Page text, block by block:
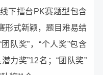
下擂台PK赛题型包含
形式新颖，题目难易结
队奖”，“个人奖”包含
力奖”12名；“团队奖”